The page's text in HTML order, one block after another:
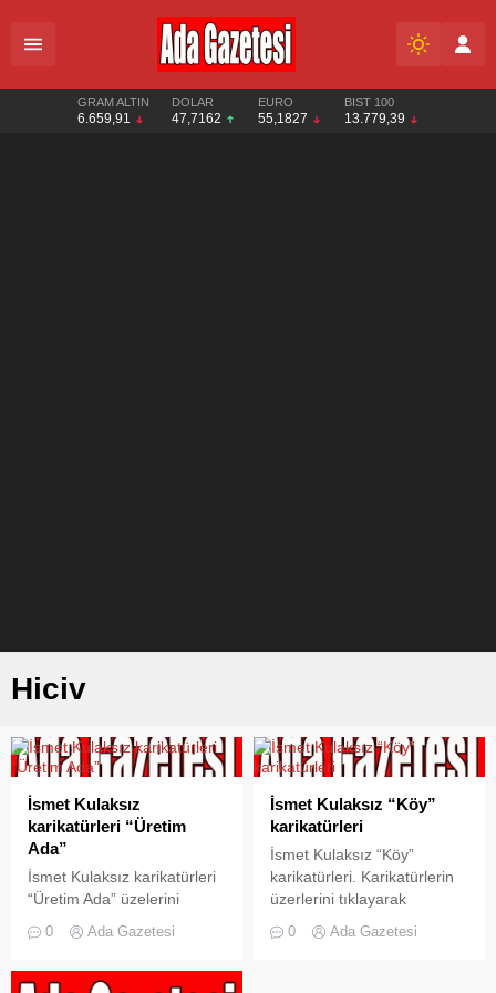
GRAM ALTIN
6.659,91
DOLAR
47,7162
EURO
55,1827
BIST 100
13.779,39
Hiciv
İsmet Kulaksız
karikatürleri “Üretim
Ada”
İsmet Kulaksız karikatürleri
“Üretim Ada” üzelerini
0 Ada Gazetesi
İsmet Kulaksız “Köy”
karikatürleri
İsmet Kulaksız “Köy”
karikatürleri. Karikatürlerin
üzerlerini tıklayarak
0 Ada Gazetesi